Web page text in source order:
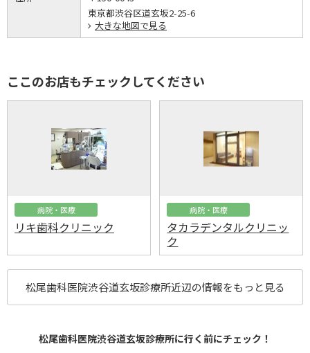
東京都渋谷区道玄坂2-25-6
大きな地図で見る
ここのお店もチェックしてください
病院・医療
リキ歯科クリニック
病院・医療
タカラデンタルクリニッ
ク
松尾歯科医院渋谷道玄坂診療所近辺の情報をもっと見る
松尾歯科医院渋谷道玄坂診療所に行く前にチェック！